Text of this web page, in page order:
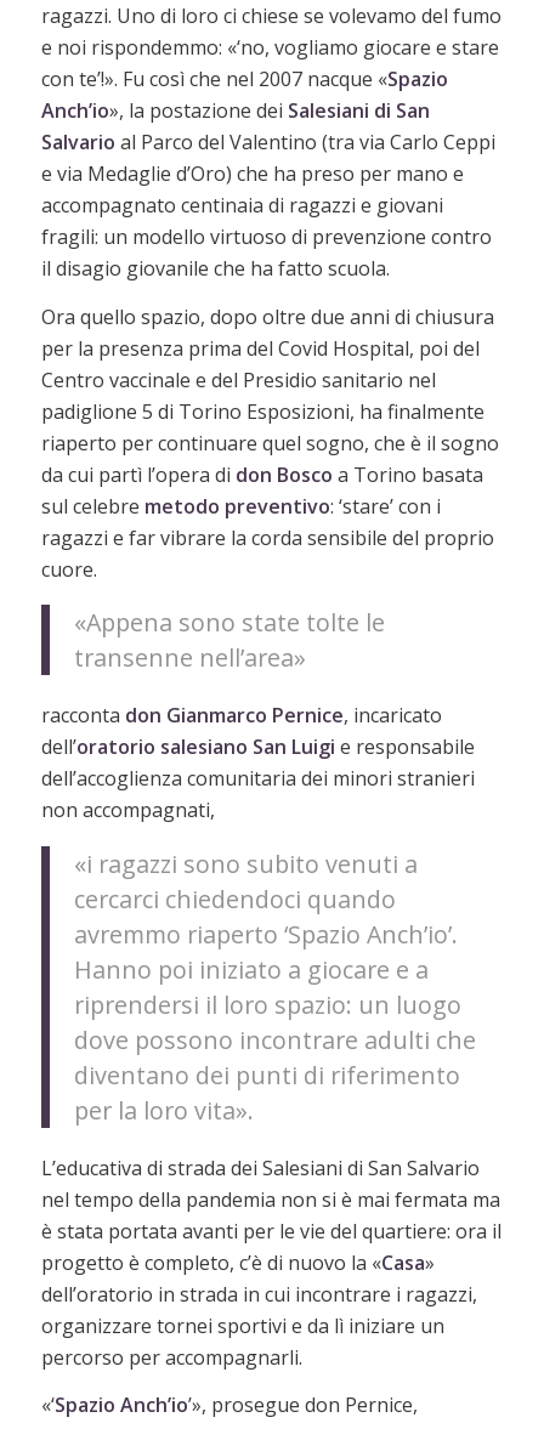
ragazzi. Uno di loro ci chiese se volevamo del fumo
e noi rispondemmo: «‘no, vogliamo giocare e stare
con te’!». Fu così che nel 2007 nacque «Spazio
Anch’io», la postazione dei Salesiani di San
Salvario al Parco del Valentino (tra via Carlo Ceppi
e via Medaglie d’Oro) che ha preso per mano e
accompagnato centinaia di ragazzi e giovani
fragili: un modello virtuoso di prevenzione contro
il disagio giovanile che ha fatto scuola.
Ora quello spazio, dopo oltre due anni di chiusura
per la presenza prima del Covid Hospital, poi del
Centro vaccinale e del Presidio sanitario nel
padiglione 5 di Torino Esposizioni, ha finalmente
riaperto per continuare quel sogno, che è il sogno
da cui partì l’opera di don Bosco a Torino basata
sul celebre metodo preventivo: ‘stare’ con i
ragazzi e far vibrare la corda sensibile del proprio
cuore.
«Appena sono state tolte le
transenne nell’area»
racconta don Gianmarco Pernice, incaricato
dell’oratorio salesiano San Luigi e responsabile
dell’accoglienza comunitaria dei minori stranieri
non accompagnati,
«i ragazzi sono subito venuti a
cercarci chiedendoci quando
avremmo riaperto ‘Spazio Anch’io’.
Hanno poi iniziato a giocare e a
riprendersi il loro spazio: un luogo
dove possono incontrare adulti che
diventano dei punti di riferimento
per la loro vita».
L’educativa di strada dei Salesiani di San Salvario
nel tempo della pandemia non si è mai fermata ma
è stata portata avanti per le vie del quartiere: ora il
progetto è completo, c’è di nuovo la «Casa»
dell’oratorio in strada in cui incontrare i ragazzi,
organizzare tornei sportivi e da lì iniziare un
percorso per accompagnarli.
«‘Spazio Anch’io’», prosegue don Pernice,